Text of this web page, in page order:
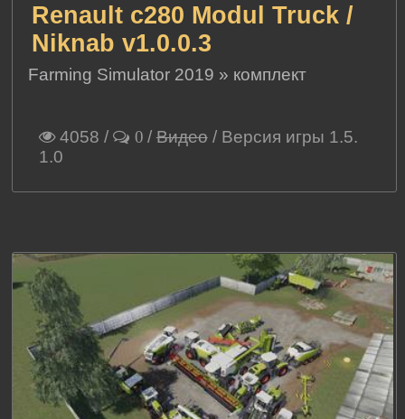
Renault c280 Modul Truck /
Niknab v1.0.0.3
Farming Simulator 2019 » комплект
4058 / 0 /Видео/ Версия игры 1.5.
1.0